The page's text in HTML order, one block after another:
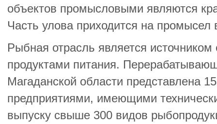
объектов промысловыми являются
Часть улова приходится на
Рыбная отрасль является
продуктами питания.
Магаданской области представлена
предприятиями, имеющими
выпуску свыше 300 видов